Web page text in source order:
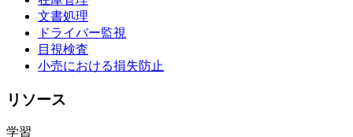
文書処理
ドライバー監視
目視検査
小売における損失防止
リソース
学習